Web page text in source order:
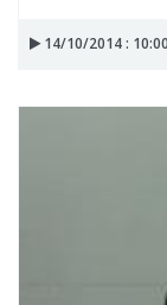
14/10/2014 :